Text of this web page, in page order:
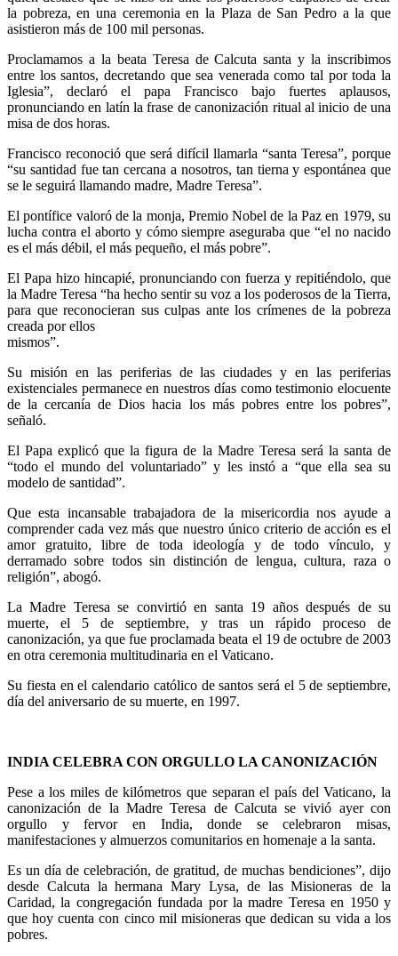
la pobreza, en una ceremonia en la Plaza de San Pedro a la que
asistieron más de 100 mil personas.
Proclamamos a la beata Teresa de Calcuta santa y la inscribimos
entre los santos, decretando que sea venerada como tal por toda la
Iglesia”, declaró el papa Francisco bajo fuertes aplausos,
pronunciando en latín la frase de canonización ritual al inicio de una
misa de dos horas.
Francisco reconoció que será difícil llamarla “santa Teresa”, porque
“su santidad fue tan cercana a nosotros, tan tierna y espontánea que
se le seguirá llamando madre, Madre Teresa”.
El pontífice valoró de la monja, Premio Nobel de la Paz en 1979, su
lucha contra el aborto y cómo siempre aseguraba que “el no nacido
es el más débil, el más pequeño, el más pobre”.
El Papa hizo hincapié, pronunciando con fuerza y repitiéndolo, que
la Madre Teresa “ha hecho sentir su voz a los poderosos de la Tierra,
para que reconocieran sus culpas ante los crímenes de la pobreza
creada por ellos
mismos”.
Su misión en las periferias de las ciudades y en las periferias
existenciales permanece en nuestros días como testimonio elocuente
de la cercanía de Dios hacia los más pobres entre los pobres”,
señaló.
El Papa explicó que la figura de la Madre Teresa será la santa de
“todo el mundo del voluntariado” y les instó a “que ella sea su
modelo de santidad”.
Que esta incansable trabajadora de la misericordia nos ayude a
comprender cada vez más que nuestro único criterio de acción es el
amor gratuito, libre de toda ideología y de todo vínculo, y
derramado sobre todos sin distinción de lengua, cultura, raza o
religión”, abogó.
La Madre Teresa se convirtió en santa 19 años después de su
muerte, el 5 de septiembre, y tras un rápido proceso de
canonización, ya que fue proclamada beata el 19 de octubre de 2003
en otra ceremonia multitudinaria en el Vaticano.
Su fiesta en el calendario católico de santos será el 5 de septiembre,
día del aniversario de su muerte, en 1997.
INDIA CELEBRA CON ORGULLO LA CANONIZACIÓN
Pese a los miles de kilómetros que separan el país del Vaticano, la
canonización de la Madre Teresa de Calcuta se vivió ayer con
orgullo y fervor en India, donde se celebraron misas,
manifestaciones y almuerzos comunitarios en homenaje a la santa.
Es un día de celebración, de gratitud, de muchas bendiciones”, dijo
desde Calcuta la hermana Mary Lysa, de las Misioneras de la
Caridad, la congregación fundada por la madre Teresa en 1950 y
que hoy cuenta con cinco mil misioneras que dedican su vida a los
pobres.